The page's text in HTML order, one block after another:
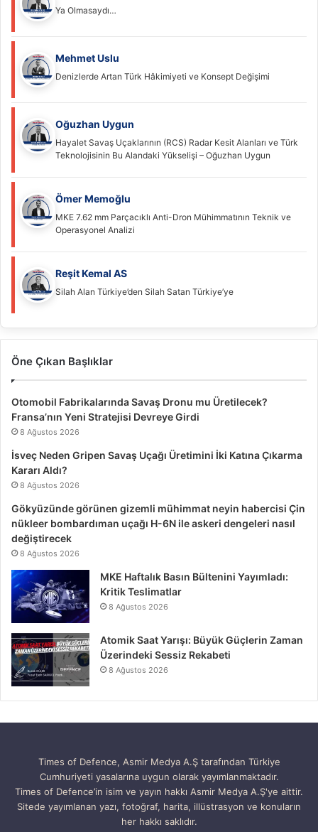
Ya Olmasaydı…
Mehmet Uslu
Denizlerde Artan Türk Hâkimiyeti ve Konsept Değişimi
Oğuzhan Uygun
Hayalet Savaş Uçaklarının (RCS) Radar Kesit Alanları ve Türk
Teknolojisinin Bu Alandaki Yükselişi – Oğuzhan Uygun
Ömer Memoğlu
MKE 7.62 mm Parçacıklı Anti-Dron Mühimmatının Teknik ve
Operasyonel Analizi
Reşit Kemal AS
Silah Alan Türkiye’den Silah Satan Türkiye’ye
Öne Çıkan Başlıklar
Otomobil Fabrikalarında Savaş Dronu mu Üretilecek?
Fransa’nın Yeni Stratejisi Devreye Girdi
8 Ağustos 2026
İsveç Neden Gripen Savaş Uçağı Üretimini İki Katına Çıkarma
Kararı Aldı?
8 Ağustos 2026
Gökyüzünde görünen gizemli mühimmat neyin habercisi Çin
nükleer bombardıman uçağı H-6N ile askeri dengeleri nasıl
değiştirecek
8 Ağustos 2026
MKE Haftalık Basın Bültenini Yayımladı:
Kritik Teslimatlar
8 Ağustos 2026
Atomik Saat Yarışı: Büyük Güçlerin Zaman
Üzerindeki Sessiz Rekabeti
8 Ağustos 2026
Times of Defence, Asmir Medya A.Ş tarafından Türkiye
Cumhuriyeti yasalarına uygun olarak yayımlanmaktadır.
Times of Defence’in isim ve yayın hakkı Asmir Medya A.Ş'ye aittir.
Sitede yayımlanan yazı, fotoğraf, harita, illüstrasyon ve konuların
her hakkı saklıdır.